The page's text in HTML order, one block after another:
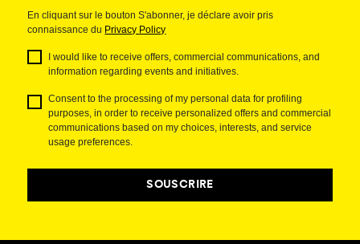
En cliquant sur le bouton S'abonner, je déclare avoir pris
connaissance du Privacy Policy
I would like to receive offers, commercial communications, and
information regarding events and initiatives.
Consent to the processing of my personal data for profiling
purposes, in order to receive personalized offers and commercial
communications based on my choices, interests, and service
usage preferences.
SOUSCRIRE